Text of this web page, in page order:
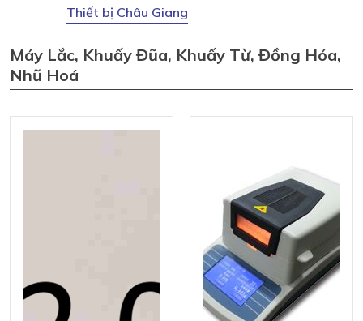
Thiết bị Châu Giang
Máy Lắc, Khuấy Đũa, Khuấy Từ, Đồng Hóa,
Nhũ Hoá